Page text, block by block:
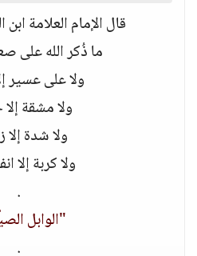
قال الإمام العلامة
ﻣﺎ ﺫُﻛﺮ ﺍﻟﻠﻪ ﻋﻠﻰ
ﻭﻻ ﻋﻠﻰ ﻋﺴﻴﺮ
ﻭﻻ ﻣﺸﻘﺔ
ﻭﻻ ﺷﺪﺓ ﺇﻻ
ﻭﻻ ﻛﺮﺑﺔ ﺇﻻ
.
"ﺍﻟﻮﺍﺑﻞ
.